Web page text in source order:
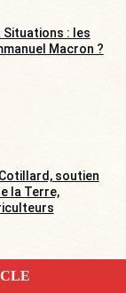
Situations : les
Macron ?
soutien
la Terre,